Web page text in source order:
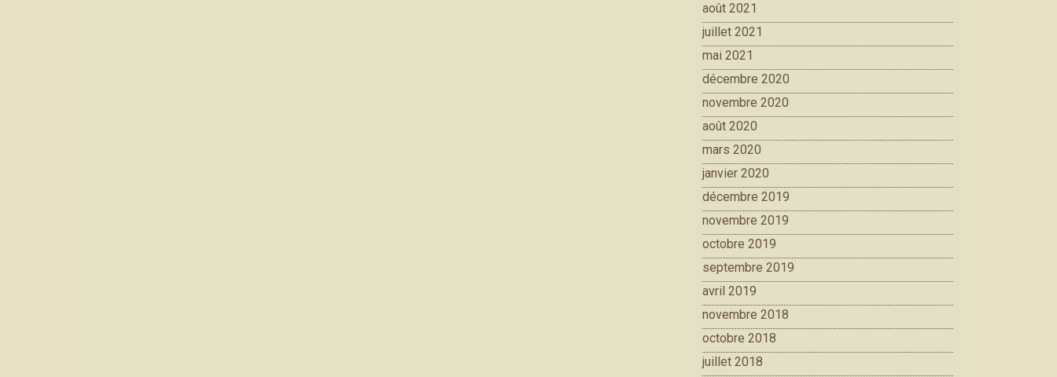
août 2021
juillet 2021
mai 2021
décembre 2020
novembre 2020
août 2020
mars 2020
janvier 2020
décembre 2019
novembre 2019
octobre 2019
septembre 2019
avril 2019
novembre 2018
octobre 2018
juillet 2018